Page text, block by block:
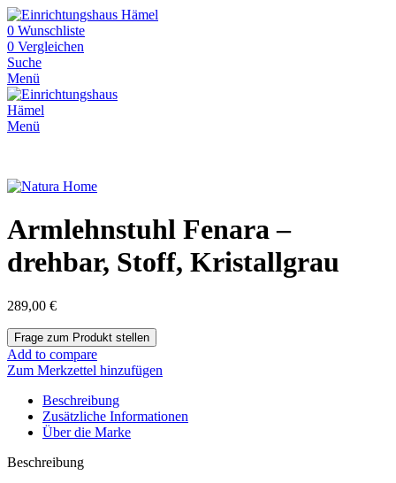
0 Wunschliste
0 Vergleichen
Suche
Menü
Menü
Armlehnstuhl Fenara –
drehbar, Stoff, Kristallgrau
289,00 €
Add to compare
Zum Merkzettel hinzufügen
Beschreibung
Zusätzliche Informationen
Über die Marke
Beschreibung